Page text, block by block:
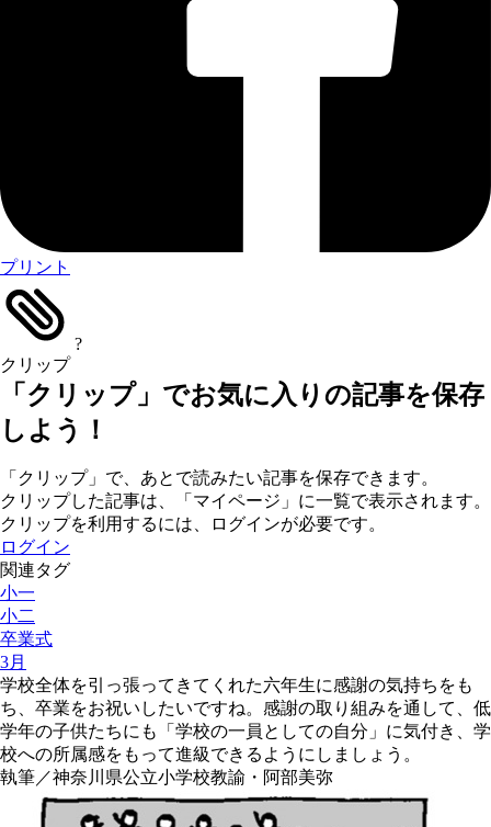
プリント
クリップ
?
「クリップ」でお気に入りの記事を保存
しよう！
「クリップ」で、あとで読みたい記事を保存できます。
クリップした記事は、「マイページ」に一覧で表示されます。
クリップを利用するには、ログインが必要です。
ログイン
関連タグ
小一
小二
卒業式
3月
学校全体を引っ張ってきてくれた六年生に感謝の気持ちをも
ち、卒業をお祝いしたいですね。感謝の取り組みを通して、低
学年の子供たちにも「学校の一員としての自分」に気付き、学
校への所属感をもって進級できるようにしましょう。
執筆／神奈川県公立小学校教諭・阿部美弥